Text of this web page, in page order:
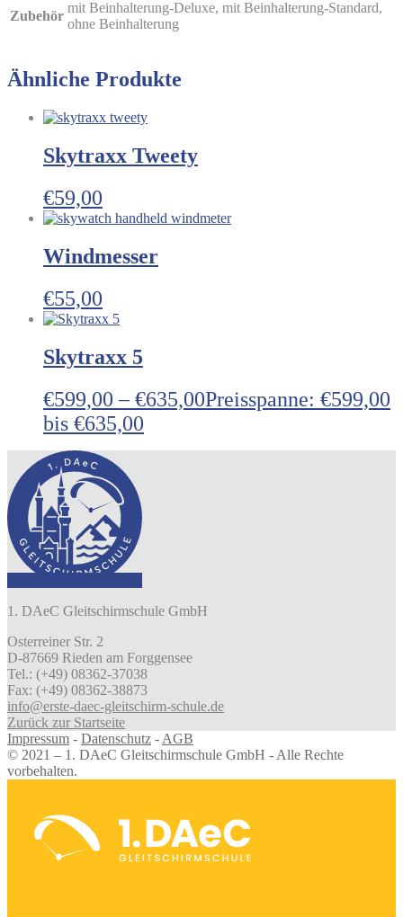
Zubehör
mit Beinhalterung-Deluxe, mit Beinhalterung-Standard,
ohne Beinhalterung
Ähnliche Produkte
Skytraxx Tweety
€59,00
Windmesser
€55,00
Skytraxx 5
€599,00 –€635,00Preisspanne: €599,00
bis €635,00
1. DAeC Gleitschirmschule GmbH
Osterreiner Str. 2
D-87669 Rieden am Forggensee
Tel.: (+49) 08362-37038
Fax: (+49) 08362-38873
info@erste-daec-gleitschirm-schule.de
Zurück zur Startseite
Impressum - Datenschutz - AGB
© 2021 – 1. DAeC Gleitschirmschule GmbH - Alle Rechte
vorbehalten.